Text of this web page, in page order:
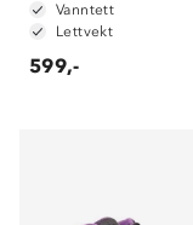
Vanntett
Lettvekt
599,-